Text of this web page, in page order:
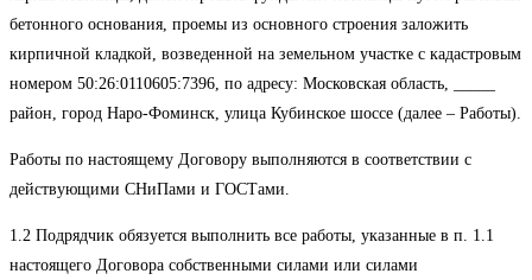
бетонного основания, проемы из основного строения заложить
кирпичной кладкой, возведенной на земельном участке с кадастровым
номером 50:26:0110605:7396, по адресу: Московская область, _____
район, город Наро-Фоминск, улица Кубинское шоссе (далее – Работы).
Работы по настоящему Договору выполняются в соответствии с
действующими СНиПами и ГОСТами.
1.2 Подрядчик обязуется выполнить все работы, указанные в п. 1.1
настоящего Договора собственными силами или силами